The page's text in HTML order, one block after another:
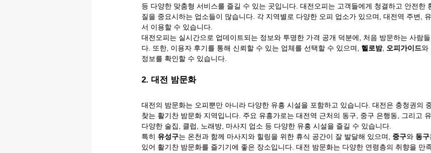
등 다양한 맞춤형 서비스를 즐길 수 있는 곳입니다. 대전오피는 고객들에게 청결하고 안전한
질을 중요시하는 업소들이 많습니다. 각 지역별로 다양한 오피 업소가 있으며, 대전역 주변,
서 이용할 수 있습니다.
대전오피는 실시간으로 업데이트되는 정보와 투명한 가격 공개 덕분에, 처음 방문하는 사람
다. 또한, 이용자 후기를 통해 신뢰할 수 있는 업체를 선택할 수 있으며, 헬로밤, 오피가이드와
정보를 확인할 수 있습니다.
2. 대전 밤문화
대전의 밤문화는 오피뿐만 아니라 다양한 유흥 시설을 포함하고 있습니다. 대전은 충청권의
찾는 활기찬 밤문화 지역입니다. 주요 유흥가로는 대전역 근처의 동구, 중구 은행동, 그리고
다양한 술집, 클럽, 노래방, 마사지 업소 등 다양한 유흥 시설을 즐길 수 있습니다.
특히 유성구는 온천과 함께 마사지와 힐링을 위한 휴식 공간이 잘 발달해 있으며, 중구와 동구
있어 활기찬 밤문화를 즐기기에 좋은 장소입니다. 대전 밤문화는 다양한 연령층의 취향을 만